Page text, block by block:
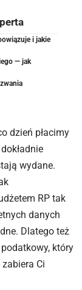
i jakie
— jak
dzień płacimy
wydane.
RP tak
danych
Dlatego też
który
Ci